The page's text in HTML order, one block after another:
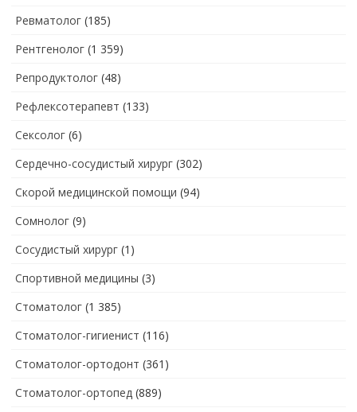
Ревматолог (185)
Рентгенолог (1 359)
Репродуктолог (48)
Рефлексотерапевт (133)
Сексолог (6)
Сердечно-сосудистый хирург (302)
Скорой медицинской помощи (94)
Сомнолог (9)
Сосудистый хирург (1)
Спортивной медицины (3)
Стоматолог (1 385)
Стоматолог-гигиенист (116)
Стоматолог-ортодонт (361)
Стоматолог-ортопед (889)